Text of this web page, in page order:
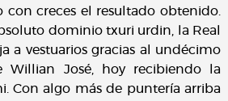
con creces el resultado obtenido.
dominio txuri urdin, la Real
a vestuarios gracias al undécimo
Willian José, hoy recibiendo la
Con algo más de puntería arriba